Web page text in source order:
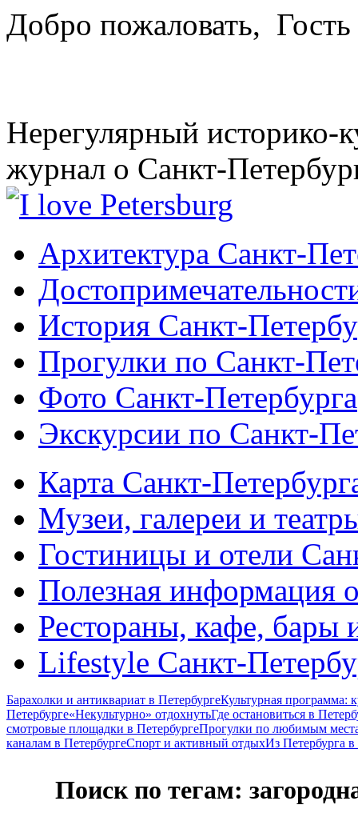
Добро пожаловать, Гость
Нерегулярный историко-
журнал о Санкт-
Архитектура Санкт-
История Санкт-
Прогулки по Санкт-
Фото Санкт-Петербурга
Экскурсии по Санкт-
Карта Санкт-
Музеи, галереи и
Гостиницы и отели
Полезная информация
Рестораны, кафе, бары
Lifestyle Санкт-
Барахолки и антиквариат в ПетербургеКультурная программа:
Петербурге«Некультурно» отдохнутьГде остановиться в
смотровые площадки в ПетербургеПрогулки по любимым
каналам в ПетербургеСпорт и активный отдыхИз Петербурга
Поиск по тегам: